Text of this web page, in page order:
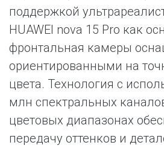
поддержкой
HUAWEI nova 15 Pro как
фронтальная камеры
ориентированными на
цвета. Технология с
млн спектральных
цветовых диапазонах
передачу оттенков и